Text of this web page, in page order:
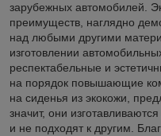
зарубежных автомобилей.
преимуществ, наглядно
над любыми другими
изготовлении
респектабельные и
на порядок повышающие
на сиденья из экокожи,
значит, они
и не подходят к другим.